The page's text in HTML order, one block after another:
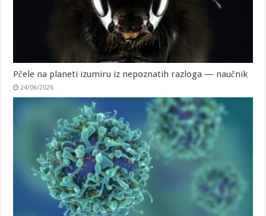
Pčele na planeti izumiru iz nepoznatih razloga — naučnik
24/06/2026